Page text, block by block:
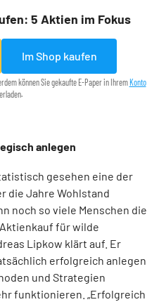
5 Aktien im Fokus
Im Shop kaufen
können Sie gekaufte E-Paper in Ihrem Konto
anlegen
gesehen eine der
die Jahre Wohlstand
noch so viele Menschen die
für wilde
Lipkow klärt auf. Er
erfolgreich anlegen
und Strategien
funktionieren. „Erfolgreich